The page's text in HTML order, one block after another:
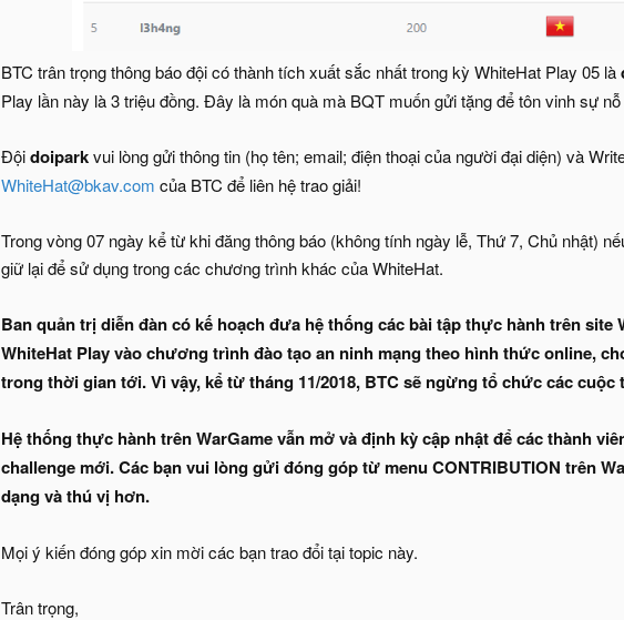
BTC trân trọng thông báo đội có thành tích xuất sắc nhất trong kỳ WhiteHat Play 05 là
Play lần này là 3 triệu đồng. Đây là món quà mà BQT muốn gửi tặng để tôn vinh sự
Độidoiparkvui lòng gửi thông tin (họ tên; email; điện thoại của người đại diện) và
WhiteHat@bkav.com của BTC để liên hệ trao giải!
Trong vòng 07 ngày kể từ khi đăng thông báo (không tính ngày lễ, Thứ 7, Chủ nhật)
giữ lại để sử dụng trong các chương trình khác của WhiteHat.
Ban quản trị diễn đàn có kế hoạch đưa hệ thống các bài tập thực hành trên site
WhiteHat Play vào chương trình đào tạo an ninh mạng theo hình thức online,
trong thời gian tới. Vì vậy, kể từ tháng 11/2018, BTC sẽ ngừng tổ chức các cuộc
Hệ thống thực hành trên WarGame vẫn mở và định kỳ cập nhật để các thành
challenge mới. Các bạn vui lòng gửi đóng góp từ menu CONTRIBUTION trên
dạng và thú vị hơn.
Mọi ý kiến đóng góp xin mời các bạn trao đổi tại topic này.
Trân trọng,